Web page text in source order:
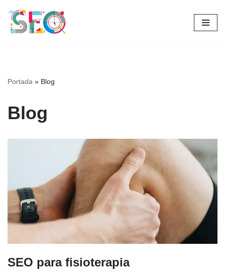
Saltar
Portada » Blog
Blog
SEO para fisioterapia